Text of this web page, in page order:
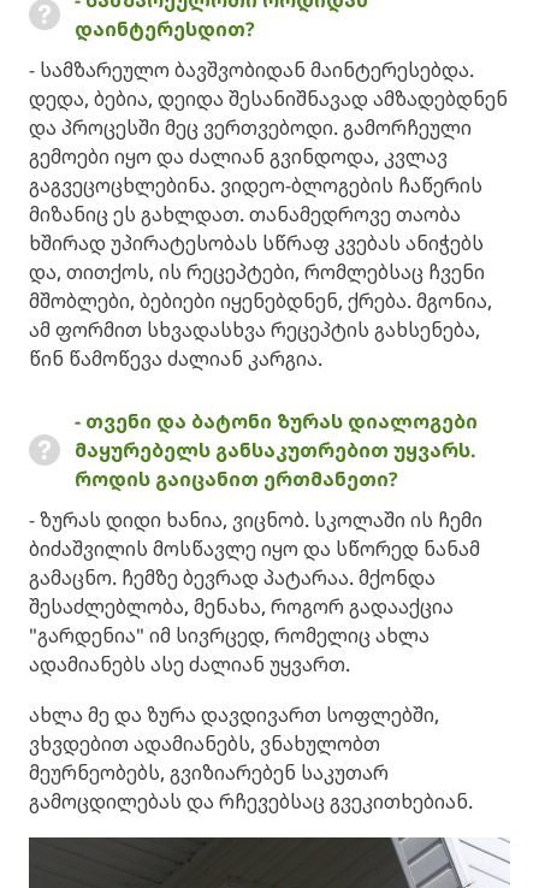
დაინტერესდით?
- სამზარეულო ბავშვობიდან მაინტერესებდა.
დედა, ბებია, დეიდა შესანიშნავად ამზადებდნენ
და პროცესში მეც ვერთვებოდი. გამორჩეული
გემოები იყო და ძალიან გვინდოდა, კვლავ
გაგვეცოცხლებინა. ვიდეო-ბლოგების ჩაწერის
მიზანიც ეს გახლდათ. თანამედროვე თაობა
ხშირად უპირატესობას სწრაფ კვებას ანიჭებს
და, თითქოს, ის რეცეპტები, რომლებსაც ჩვენი
მშობლები, ბებიები იყენებდნენ, ქრება. მგონია,
ამ ფორმით სხვადასხვა რეცეპტის გახსენება,
წინ წამოწევა ძალიან კარგია.
- თვენი და ბატონი ზურას დიალოგები
მაყურებელს განსაკუთრებით უყვარს.
როდის გაიცანით ერთმანეთი?
- ზურას დიდი ხანია, ვიცნობ. სკოლაში ის ჩემი
ბიძაშვილის მოსწავლე იყო და სწორედ ნანამ
გამაცნო. ჩემზე ბევრად პატარაა. მქონდა
შესაძლებლობა, მენახა, როგორ გადააქცია
"გარდენია" იმ სივრცედ, რომელიც ახლა
ადამიანებს ასე ძალიან უყვართ.
ახლა მე და ზურა დავდივართ სოფლებში,
ვხვდებით ადამიანებს, ვნახულობთ
მეურნეობებს, გვიზიარებენ საკუთარ
გამოცდილებას და რჩევებსაც გვეკითხებიან.